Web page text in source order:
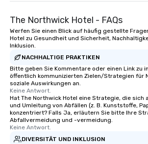
The Northwick Hotel - FAQs
Werfen Sie einen Blick auf häufig gestellte
Hotel zu Gesundheit und Sicherheit,
Inklusion.
NACHHALTIGE PRAKTIKEN
Bitte geben Sie Kommentare oder einen Link zu
öffentlich kommunizierten Zielen/Strategien für
soziale Auswirkungen an.
Keine Antwort.
Hat The Northwick Hotel eine Strategie, die sich
und Umleitung von Abfällen (z. B. Kunststoffe,
konzentriert? Falls Ja, erläutern Sie bitte Ihre
Abfallvermeidung und -vermeidung.
Keine Antwort.
DIVERSITÄT UND INKLUSION